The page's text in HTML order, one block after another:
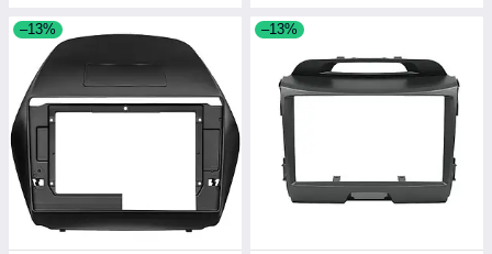
–13% –13%